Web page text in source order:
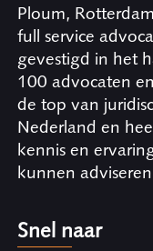
Ploum,
full service
gevestigd in het
100 advocaten
de top van
Nederland en
kennis en
kunnen
Snel naar